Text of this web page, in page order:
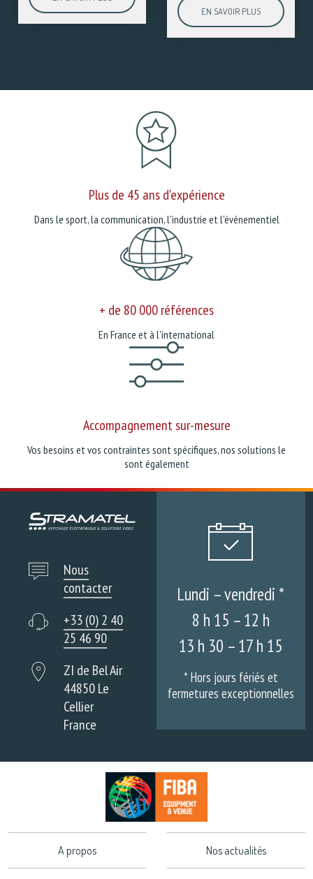
EN SAVOIR PLUS
Plus de 45 ans d'expérience
Dans le sport, la communication, l'industrie et l'événementiel
+ de 80 000 références
En France et à l'international
Accompagnement sur-mesure
Vos besoins et vos contraintes sont spécifiques, nos solutions le
sont également
Nous
contacter
+33 (0) 2 40
25 46 90
ZI de Bel Air
44850 Le
Cellier
France
Lundi – vendredi *
8 h 15 – 12 h
13 h 30 – 17 h 15
* Hors jours fériés et
fermetures exceptionnelles
A propos Nos actualités